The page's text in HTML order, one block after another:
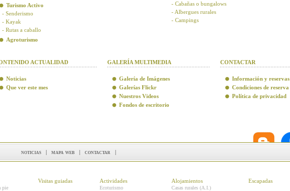
Turismo Activo
- Senderismo
- Kayak
- Rutas a caballo
Agroturismo
- Cabañas o bungalows
- Albergues rurales
- Campings
ACTUALIDAD
Noticias
Que ver este mes
GALERÍA MULTIMEDIA
Galería de Imágenes
Galerías Flickr
Nuestros Videos
Fondos de escritorio
CONTACTAR
Información y reservas
Condiciones de reserva
Política de privacidad
noticias | mapa web | contactar |
pie
Visitas guiadas Actividades
Ecoturismo
Alojamientos
Casas rurales (A.I.)
Escapadas